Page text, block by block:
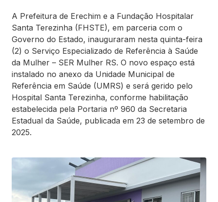
A Prefeitura de Erechim e a Fundação Hospitalar
Santa Terezinha (FHSTE), em parceria com o
Governo do Estado, inauguraram nesta quinta-feira
(2) o Serviço Especializado de Referência à Saúde
da Mulher – SER Mulher RS. O novo espaço está
instalado no anexo da Unidade Municipal de
Referência em Saúde (UMRS) e será gerido pelo
Hospital Santa Terezinha, conforme habilitação
estabelecida pela Portaria nº 960 da Secretaria
Estadual da Saúde, publicada em 23 de setembro de
2025.